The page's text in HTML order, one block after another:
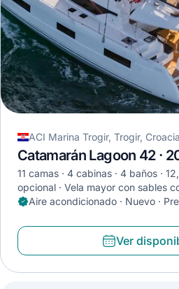
ACI Marina Trogir, Trogir, Croacia
Catamarán Lagoon 42 ·
11 camas 4 cabinas 4 baños
opcional
Vela mayor con sables
Aire acondicionado · Nuevo ·
Ver